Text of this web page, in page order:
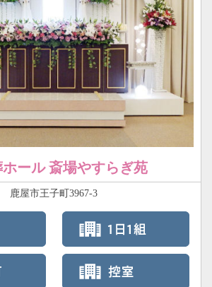
ール 斎場やすらぎ苑
鹿屋市王子町3967-3